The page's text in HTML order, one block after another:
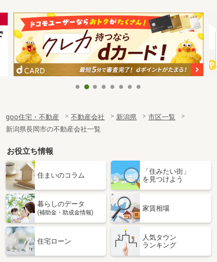
goo住宅・不動産 不動産会社 新潟県
市区一覧
新潟県長岡市の不動産会社一覧
お役立ち情報
住まいのコラム
「住みたい街」
を見つけよう
暮らしのデータ
(補助金・助成金情報)
家賃相場
住宅ローン
人気タウン
ランキング